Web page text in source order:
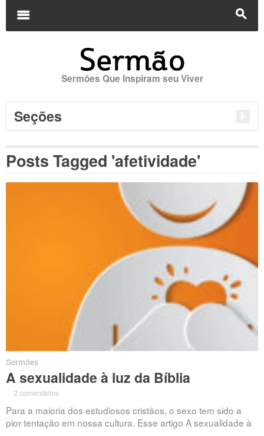
s
m
Sermões Que Inspiram seu Viver
Seções
Posts Tagged 'afetividade'
Sermões
A sexualidade à luz da Bíblia
2 comentários
Para a maioria dos estudiosos cristãos, o sexo tem sido a
pior tentação em nossa cultura. Esse artigo A sexualidade à